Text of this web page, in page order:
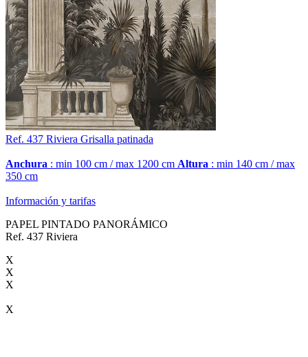
Ref. 437 Riviera Grisalla patinada
Anchura : min 100 cm / max 1200 cm Altura : min 140 cm / max
350 cm
Información y tarifas
PAPEL PINTADO PANORÁMICO
Ref. 437 Riviera
X
X
X
X